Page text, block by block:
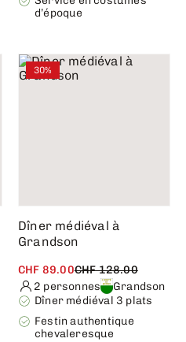
d’époque
30%
Dîner médiéval à
Grandson
CHF 89.00CHF 128.00
2 personnes
Grandson
Dîner médiéval 3 plats
Festin authentique
chevaleresque